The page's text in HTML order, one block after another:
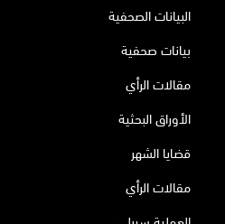
البيانات الصحفية
بيانات صحفية
مقالات الرأي
الأوراق البحثية
قضايا الشهر
مقالات الرأي